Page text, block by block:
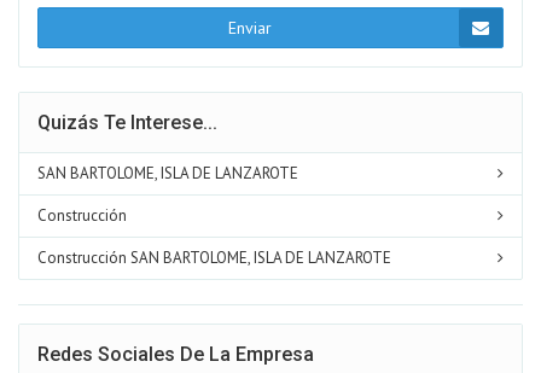
Enviar
Quizás Te Interese...
SAN BARTOLOME, ISLA DE LANZAROTE
Construcción
Construcción SAN BARTOLOME, ISLA DE LANZAROTE
Redes Sociales De La Empresa